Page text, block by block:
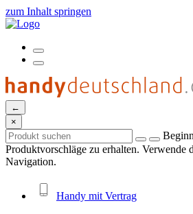
zum Inhalt springen
←
×
Produktvorschläge zu erhalten. Verwende
Navigation.
Handy mit Vertrag